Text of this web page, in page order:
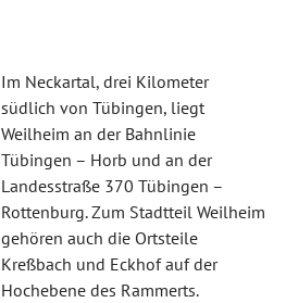
Im Neckartal, drei Kilometer
südlich von Tübingen, liegt
Weilheim an der Bahnlinie
Tübingen – Horb und an der
Landesstraße 370 Tübingen –
Rottenburg. Zum Stadtteil Weilheim
gehören auch die Ortsteile
Kreßbach und Eckhof auf der
Hochebene des Rammerts.